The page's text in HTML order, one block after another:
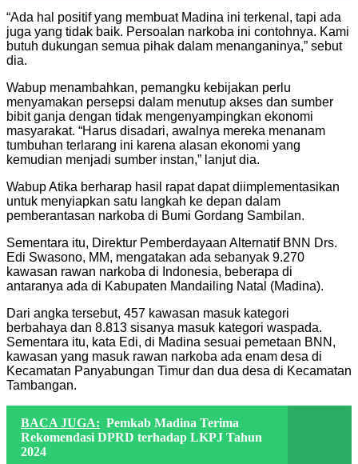
“Ada hal positif yang membuat Madina ini terkenal, tapi ada
juga yang tidak baik. Persoalan narkoba ini contohnya. Kami
butuh dukungan semua pihak dalam menanganinya,” sebut
dia.
Wabup menambahkan, pemangku kebijakan perlu
menyamakan persepsi dalam menutup akses dan sumber
bibit ganja dengan tidak mengenyampingkan ekonomi
masyarakat. “Harus disadari, awalnya mereka menanam
tumbuhan terlarang ini karena alasan ekonomi yang
kemudian menjadi sumber instan,” lanjut dia.
Wabup Atika berharap hasil rapat dapat diimplementasikan
untuk menyiapkan satu langkah ke depan dalam
pemberantasan narkoba di Bumi Gordang Sambilan.
Sementara itu, Direktur Pemberdayaan Alternatif BNN Drs.
Edi Swasono, MM, mengatakan ada sebanyak 9.270
kawasan rawan narkoba di Indonesia, beberapa di
antaranya ada di Kabupaten Mandailing Natal (Madina).
Dari angka tersebut, 457 kawasan masuk kategori
berbahaya dan 8.813 sisanya masuk kategori waspada.
Sementara itu, kata Edi, di Madina sesuai pemetaan BNN,
kawasan yang masuk rawan narkoba ada enam desa di
Kecamatan Panyabungan Timur dan dua desa di Kecamatan
Tambangan.
BACA JUGA: Pemkab Madina Terima
Rekomendasi DPRD terhadap LKPJ Tahun
2024